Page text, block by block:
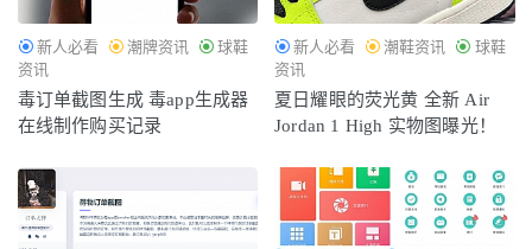
新人必看 潮牌资讯
球鞋
资讯
毒订单截图生成 毒app生成器
在线制作购买记录
新人必看 潮鞋资讯
球鞋
资讯
夏日耀眼的荧光黄 全新 Air
Jordan 1 High 实物图曝光！